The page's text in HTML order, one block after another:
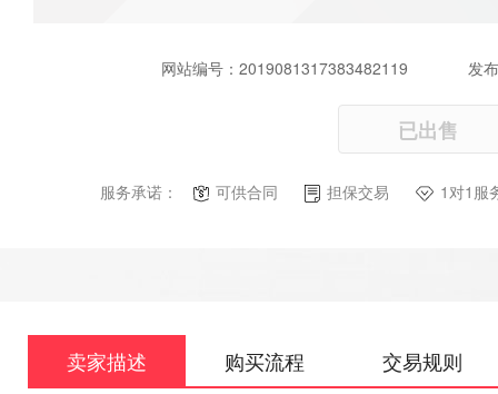
网站编号： 2019081317383482119 发
已出售
服务承诺： 可供合同 担保交易 1对1服
卖家描述 购买流程 交易规则